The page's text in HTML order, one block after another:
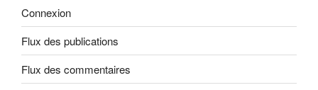
Connexion
Flux des publications
Flux des commentaires